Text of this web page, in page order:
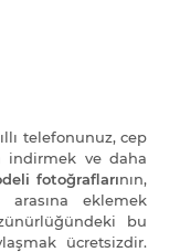
telefonunuz, cep
indirmek ve daha
fotoğraflarının,
arasına eklemek
bu
ücretsizdir.